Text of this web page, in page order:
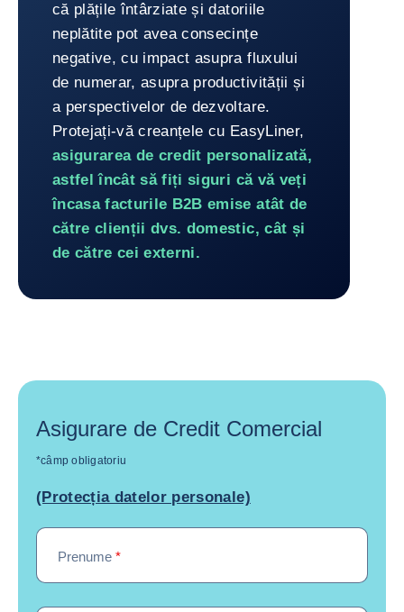
că plățile întârziate și datoriile
neplătite pot avea consecințe
negative, cu impact asupra fluxului
de numerar, asupra productivității și
a perspectivelor de dezvoltare.
Protejați-vă creanțele cu EasyLiner,
asigurarea de credit personalizată,
astfel încât să fiți siguri că vă veți
încasa facturile B2B emise atât de
către clienții dvs. domestic, cât și
de către cei externi.
Asigurare de Credit Comercial
*câmp obligatoriu
(Protecția datelor personale)
Prenume *